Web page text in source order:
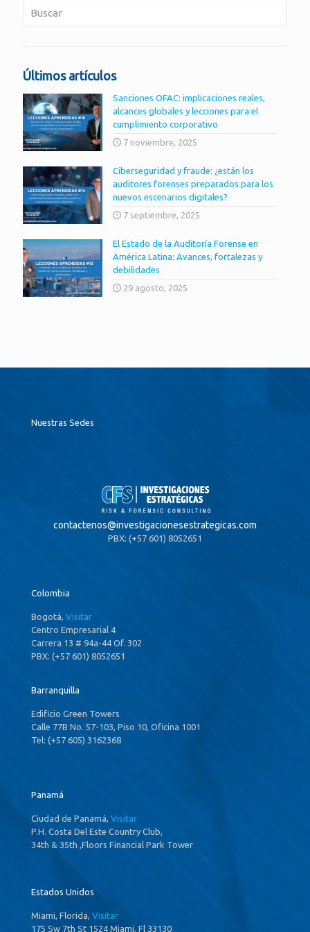
Últimos artículos
Sanciones OFAC: implicaciones reales,
alcances globales y lecciones para el
cumplimiento corporativo
7 noviembre, 2025
Ciberseguridad y fraude: ¿están los
auditores forenses preparados para los
nuevos escenarios digitales?
7 septiembre, 2025
El Estado de la Auditoría Forense en
América Latina: Avances, fortalezas y
debilidades
29 agosto, 2025
Nuestras Sedes
contactenos@investigacionesestrategicas.com
PBX: (+57 601) 8052651
Colombia
Bogotá, Visitar
Centro Empresarial 4
Carrera 13 # 94a-44 Of. 302
PBX: (+57 601) 8052651
Barranquilla
Edificio Green Towers
Calle 77B No. 57-103, Piso 10, Oficina 1001
Tel: (+57 605) 3162368
Panamá
Ciudad de Panamá, Visitar
P.H. Costa Del Este Country Club,
34th & 35th ,Floors Financial Park Tower
Estados Unidos
Miami, Florida, Visitar
175 Sw 7th St 1524 Miami, Fl 33130